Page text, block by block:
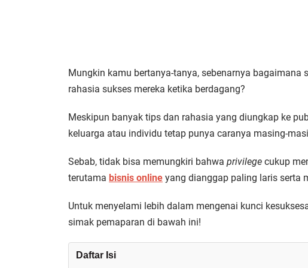
Mungkin kamu bertanya-tanya, sebenarnya bagaimana
rahasia sukses mereka ketika berdagang?
Meskipun banyak tips dan rahasia yang diungkap ke
keluarga atau individu tetap punya caranya masing-
Sebab, tidak bisa memungkiri bahwa privilege cukup
terutama bisnis online yang dianggap paling laris serta
Untuk menyelami lebih dalam mengenai kunci
simak pemaparan di bawah ini!
Daftar Isi